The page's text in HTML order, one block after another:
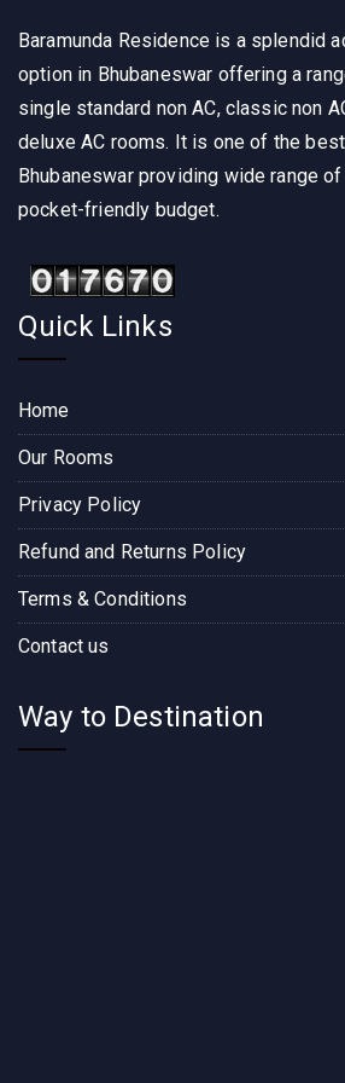
Baramunda Residence is a splendid
option in Bhubaneswar offering a
single standard non AC, classic non
deluxe AC rooms. It is one of the
Bhubaneswar providing wide range
pocket-friendly budget.
Quick Links
Home
Our Rooms
Privacy Policy
Refund and Returns Policy
Terms & Conditions
Contact us
Way to Destination